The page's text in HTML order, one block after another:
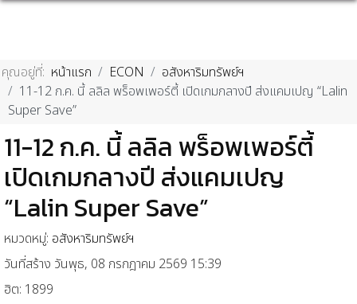
คุณอยู่ที่: หน้าแรก ECON
อสังหาริมทรัพย์ฯ
11-12 ก.ค. นี้ ลลิล พร็อพเพอร์ตี้ เปิดเกมกลางปี ส่งแคมเปญ “Lalin
Super Save”
11-12 ก.ค. นี้ ลลิล พร็อพเพอร์ตี้
เปิดเกมกลางปี ส่งแคมเปญ
“Lalin Super Save”
หมวดหมู่: อสังหาริมทรัพย์ฯ
วันที่สร้าง วันพุธ, 08 กรกฎาคม 2569 15:39
ฮิต: 1899